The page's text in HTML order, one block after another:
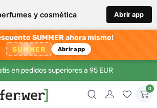
y cosmética Abrir app
SUMMER ahora mismo!
SUMMER Abrir app
en pedidos superiores a 95 EUR
0